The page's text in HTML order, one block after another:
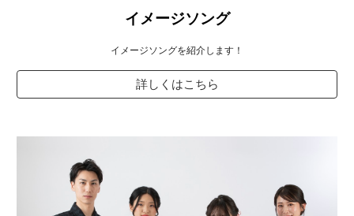
イメージソング
イメージソングを紹介します！
詳しくはこちら